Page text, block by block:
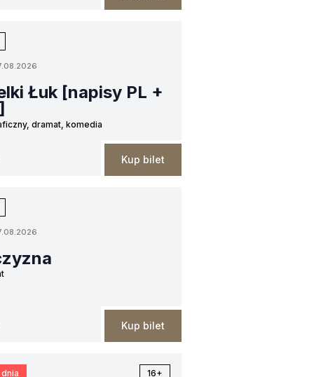
Łuk [napisy PL +
dramat, komedia
Kup bilet
Kup bilet
16+